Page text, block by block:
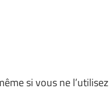
si vous ne l’utilisez